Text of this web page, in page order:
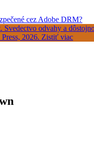
cez Adobe DRM?